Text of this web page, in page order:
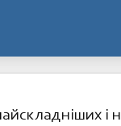
і